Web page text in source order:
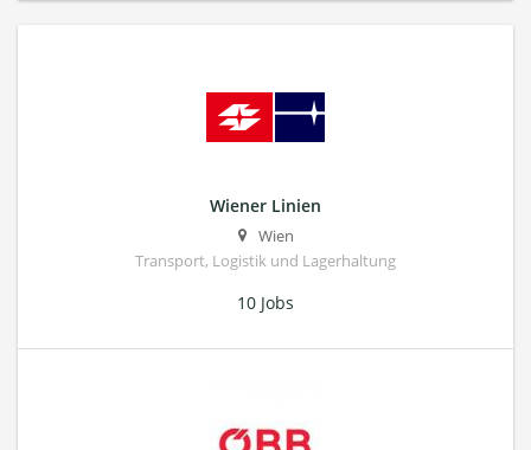
Wiener Linien
Wien
Transport, Logistik und Lagerhaltung
10 Jobs